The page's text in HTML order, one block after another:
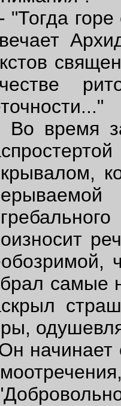
горе
время
самые
начинает